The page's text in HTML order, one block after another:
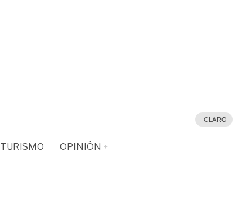
CLARO
TURISMO OPINIÓN